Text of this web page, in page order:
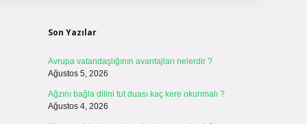
Son Yazılar
Avrupa vatandaşlığının avantajları nelerdir ?
Ağustos 5, 2026
Ağzını bağla dilini tut duası kaç kere okunmalı ?
Ağustos 4, 2026